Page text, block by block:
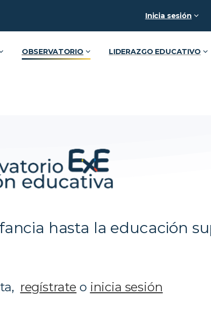
Inicia sesión
OBSERVATORIO LIDERAZGO EDUCATIVO
hasta la educación
regístrate o inicia sesión